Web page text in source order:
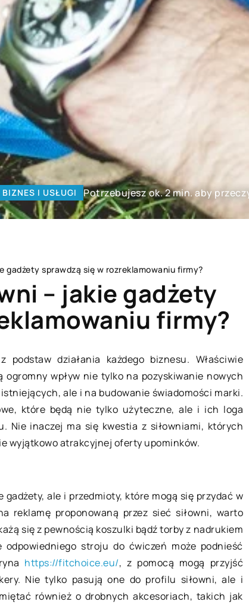
BIZNES I USŁUGI Potrzebujesz ok. 2 min. aby
gadżety sprawdzą się w rozreklamowaniu firmy?
– jakie gadżety
firmy?
działania każdego biznesu. Właściwie
wpływ nie tylko na pozyskiwanie nowych
ale i na budowanie świadomości marki.
które będą nie tylko użyteczne, ale i ich loga
Nie inaczej ma się kwestia z siłowniami, których
wyjątkowo atrakcyjnej oferty upominków.
ale i przedmioty, które mogą się przydać w
reklamę proponowaną przez sieć siłowni, warto
się z pewnością koszulki bądź torby z nadrukiem
stroju do ćwiczeń może podnieść
https://fitchoice.eu/, z pomocą mogą przyjść
Nie tylko pasują one do profilu siłowni, ale i
również o drobnych akcesoriach, takich jak
to
którego
ulegają
Nowa bateria do laptopa – jaką
wybrać i dlaczego?
Żadna bateria laptopowa nie jest
wieczna. Po jakimś czasie jej ogniwa
ulegną mniejszej lub większej